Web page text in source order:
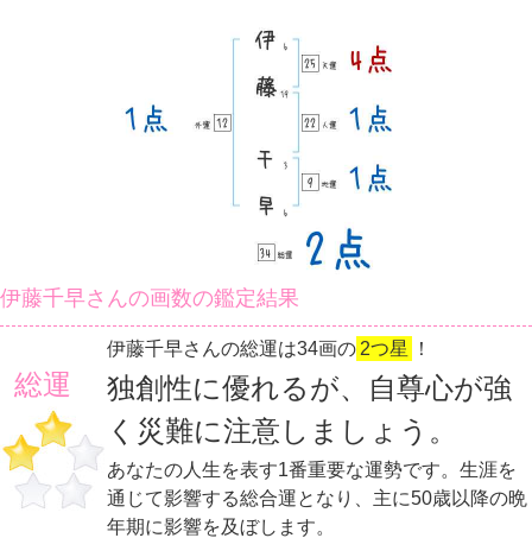
伊藤千早さんの画数の鑑定結果
総運
伊藤千早さんの総運は34画の 2つ星 ！
独創性に優れるが、自尊心が強
く災難に注意しましょう。
あなたの人生を表す1番重要な運勢です。生涯を
通じて影響する総合運となり、主に50歳以降の晩
年期に影響を及ぼします。